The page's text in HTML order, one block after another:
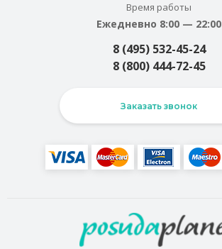
Время работы
Ежедневно 8:00 — 22:00
8 (495) 532-45-24
8 (800) 444-72-45
Заказать звонок